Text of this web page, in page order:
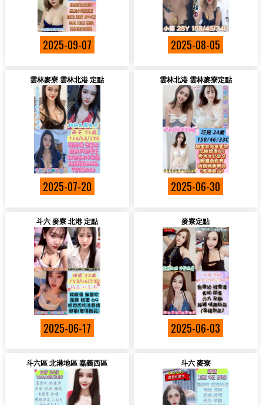
2025-09-07 2025-08-05
雲林麥寮 雲林北港 定點
2025-07-20
雲林北港 雲林麥寮定點
2025-06-30
斗六 麥寮 北港 定點
2025-06-17
麥寮定點
2025-06-03
斗六區 北港地區 嘉義西區 斗六 麥寮